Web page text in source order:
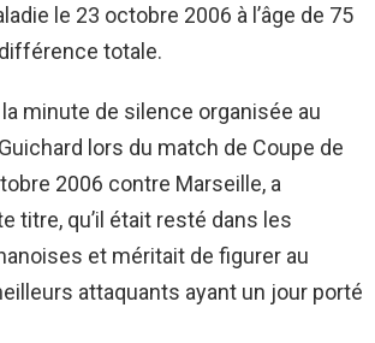
le 23 octobre 2006 à l’âge de 75
totale.
minute de silence organisée au
lors du match de Coupe de
2006 contre Marseille, a
titre, qu’il était resté dans les
et méritait de figurer au
attaquants ayant un jour porté